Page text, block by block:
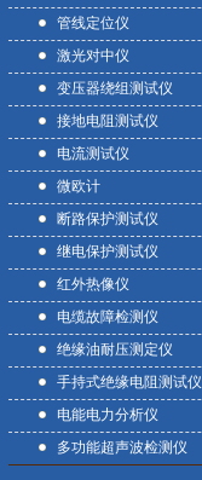
管线定位仪
激光对中仪
变压器绕组测试仪
接地电阻测试仪
电流测试仪
微欧计
断路保护测试仪
继电保护测试仪
红外热像仪
电缆故障检测仪
绝缘油耐压测定仪
手持式绝缘电阻测试仪
电能电力分析仪
多功能超声波检测仪